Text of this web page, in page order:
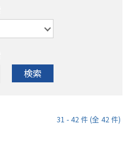
検索
31 - 42 件 (全 42 件)